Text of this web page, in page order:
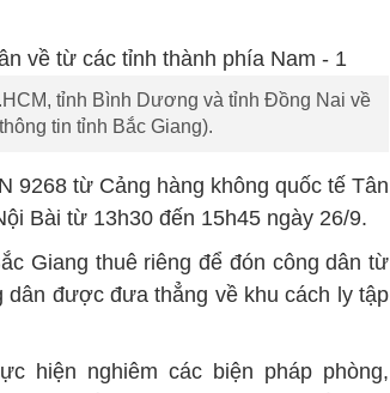
tỉnh Bình Dương và tỉnh Đồng Nai về
tin tỉnh Bắc Giang).
9268 từ Cảng hàng không quốc tế Tân
Bài từ 13h30 đến 15h45 ngày 26/9.
Giang thuê riêng để đón công dân từ
được đưa thẳng về khu cách ly tập
hiện nghiêm các biện pháp phòng,